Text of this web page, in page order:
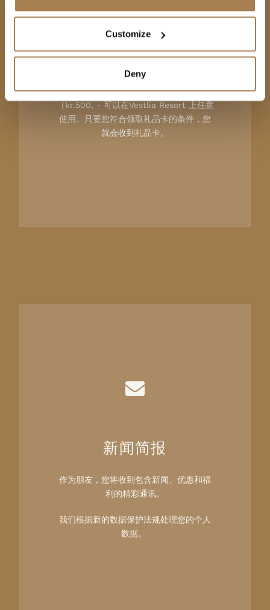
Customize
Deny
礼券
2 年内集齐 8 枚邮票，即可获得礼券一张
（kr.500, - 可以在Vestlia Resort 上任意
使用。只要您符合领取礼品卡的条件，您
就会收到礼品卡。
新闻简报
作为朋友，您将收到包含新闻、优惠和福
利的精彩通讯。
我们根据新的数据保护法规处理您的个人
数据。